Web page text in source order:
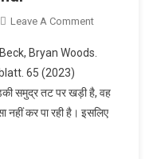
Leave A CommentOn
(2023)
In
Hindi
Bryan Woods.
65 (2023)
समुद्र तट पर खड़ी है, वह
नहीं कर पा रही है। इसलिए